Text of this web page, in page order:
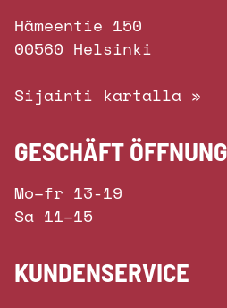
Hämeentie 150
00560 Helsinki
Sijainti kartalla »
GESCHÄFT
Mo–fr 13-19
Sa 11–15
KUNDENSERVICE